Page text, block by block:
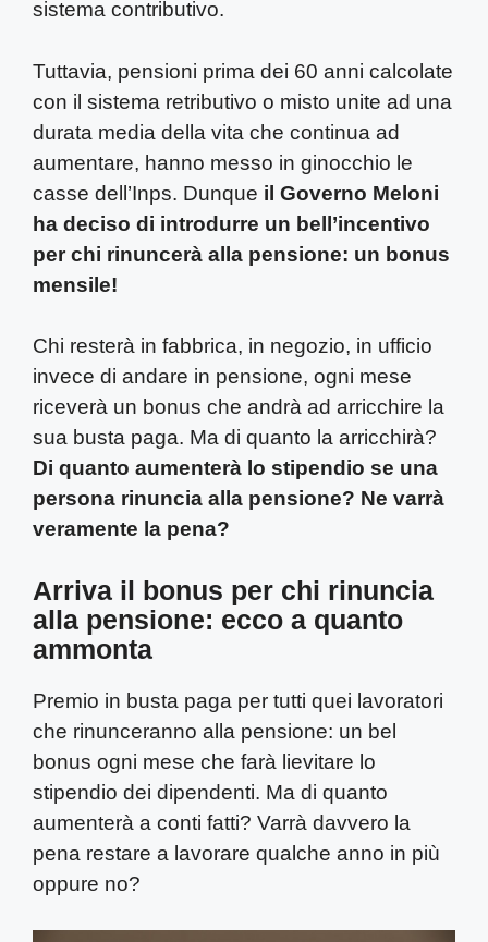
sistema contributivo.
Tuttavia, pensioni prima dei 60 anni calcolate
con il sistema retributivo o misto unite ad una
durata media della vita che continua ad
aumentare, hanno messo in ginocchio le
casse dell’Inps. Dunque il Governo Meloni
ha deciso di introdurre un bell’incentivo
per chi rinuncerà alla pensione: un bonus
mensile!
Chi resterà in fabbrica, in negozio, in ufficio
invece di andare in pensione, ogni mese
riceverà un bonus che andrà ad arricchire la
sua busta paga. Ma di quanto la arricchirà?
Di quanto aumenterà lo stipendio se una
persona rinuncia alla pensione? Ne varrà
veramente la pena?
Arriva il bonus per chi rinuncia
alla pensione: ecco a quanto
ammonta
Premio in busta paga per tutti quei lavoratori
che rinunceranno alla pensione: un bel
bonus ogni mese che farà lievitare lo
stipendio dei dipendenti. Ma di quanto
aumenterà a conti fatti? Varrà davvero la
pena restare a lavorare qualche anno in più
oppure no?